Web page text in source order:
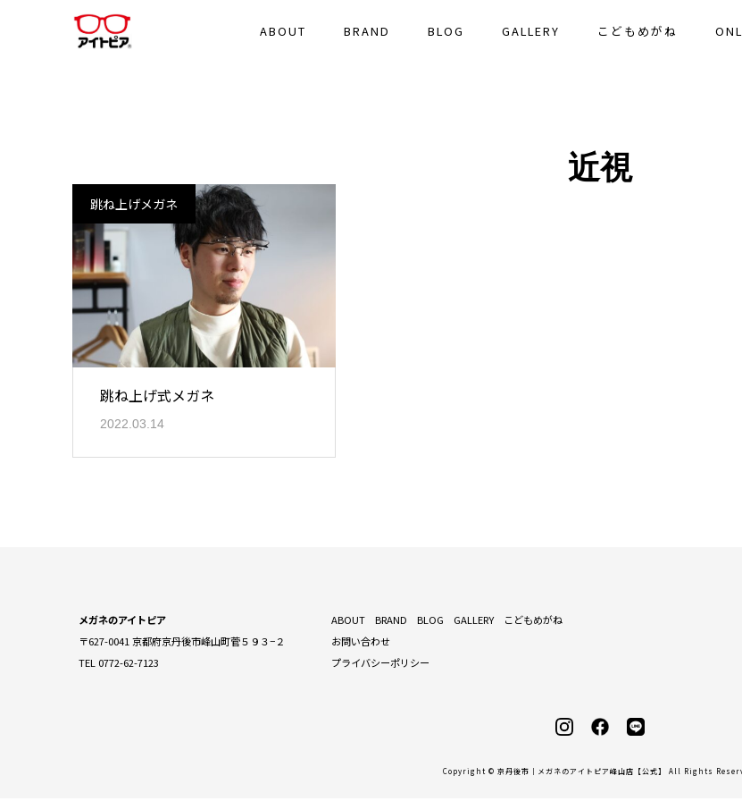
ABOUT BRAND BLOG GALLERY こどもめがね
近視
跳ね上げメガネ
跳ね上げ式メガネ
2022.03.14
メガネのアイトピア
〒627-0041 京都府京丹後市峰山町菅５９３−２
TEL 0772-62-7123
ABOUT BRAND BLOG GALLERY
こどもめがね
お問い合わせ
プライバシーポリシー
Copyright © 京丹後市｜メガネのアイトピア峰山店【公式】 All Rights